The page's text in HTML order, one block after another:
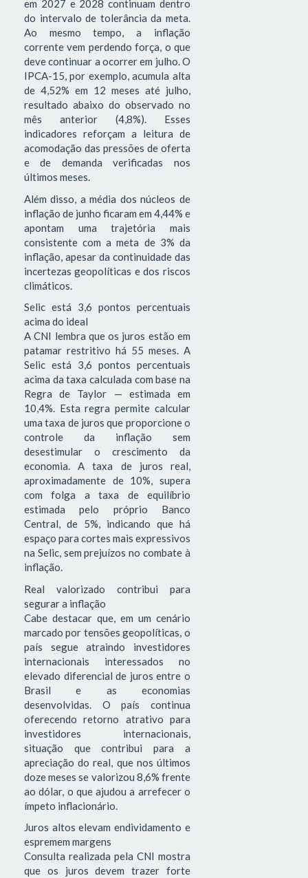
em 2027 e 2028 continuam dentro
do intervalo de tolerância da meta.
Ao mesmo tempo, a inflação
corrente vem perdendo força, o que
deve continuar a ocorrer em julho. O
IPCA-15, por exemplo, acumula alta
de 4,52% em 12 meses até julho,
resultado abaixo do observado no
mês anterior (4,8%). Esses
indicadores reforçam a leitura de
acomodação das pressões de oferta
e de demanda verificadas nos
últimos meses.
Além disso, a média dos núcleos de
inflação de junho ficaram em 4,44% e
apontam uma trajetória mais
consistente com a meta de 3% da
inflação, apesar da continuidade das
incertezas geopolíticas e dos riscos
climáticos.
Selic está 3,6 pontos percentuais
acima do ideal
A CNI lembra que os juros estão em
patamar restritivo há 55 meses. A
Selic está 3,6 pontos percentuais
acima da taxa calculada com base na
Regra de Taylor — estimada em
10,4%. Esta regra permite calcular
uma taxa de juros que proporcione o
controle da inflação sem
desestimular o crescimento da
economia. A taxa de juros real,
aproximadamente de 10%, supera
com folga a taxa de equilíbrio
estimada pelo próprio Banco
Central, de 5%, indicando que há
espaço para cortes mais expressivos
na Selic, sem prejuízos no combate à
inflação.
Real valorizado contribui para
segurar a inflação
Cabe destacar que, em um cenário
marcado por tensões geopolíticas, o
país segue atraindo investidores
internacionais interessados no
elevado diferencial de juros entre o
Brasil e as economias
desenvolvidas. O país continua
oferecendo retorno atrativo para
investidores internacionais,
situação que contribui para a
apreciação do real, que nos últimos
doze meses se valorizou 8,6% frente
ao dólar, o que ajudou a arrefecer o
ímpeto inflacionário.
Juros altos elevam endividamento e
espremem margens
Consulta realizada pela CNI mostra
que os juros devem trazer forte